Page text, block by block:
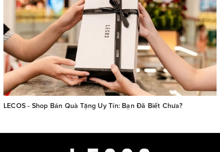
LECOS - Shop Bán Quà Tặng Uy Tín: Bạn Đã Biết Chưa?